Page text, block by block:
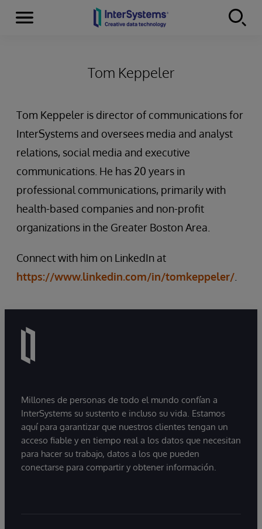
Skip to content
Menu
Tom Keppeler
Tom Keppeler is director of communications for
InterSystems and oversees media and analyst
relations, social media and executive
communications. He has 20 years in
professional communications, primarily with
health-based companies and non-profit
organizations in the Greater Boston Area.
Connect with him on LinkedIn at
https://www.linkedin.com/in/tomkeppeler/
Millones de personas de todo el mundo confían a
InterSystems su sustento e incluso su vida. Estamos
aquí para garantizar que nuestros clientes tengan un
acceso fiable y en tiempo real a los datos que necesitan
para hacer su trabajo, datos a los que pueden
conectarse para compartir y obtener información.